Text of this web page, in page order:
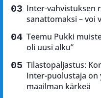
Inter-vahvistuksen
sanattomaksi – voi
Teemu Pukki
oli uusi alku”
Tilastopaljastus:
Inter-puolustaja on
maailman kärkeä